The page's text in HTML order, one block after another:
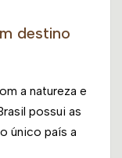
destino
a natureza e
possui as
único país a